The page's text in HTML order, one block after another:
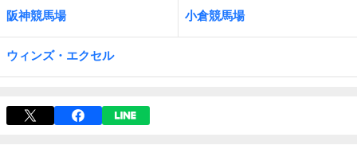
阪神競馬場 小倉競馬場
ウィンズ・エクセル